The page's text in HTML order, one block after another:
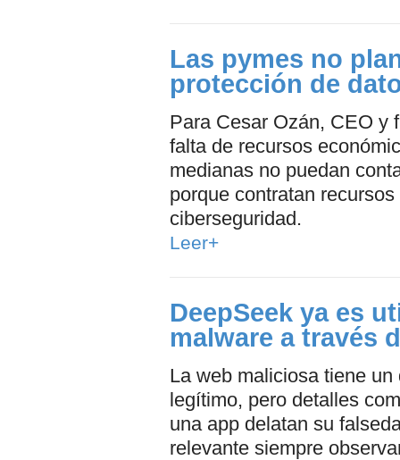
Las pymes no
protección de
Para Cesar Ozán, CEO y
falta de recursos
medianas no puedan
porque contratan
ciberseguridad.
Leer+
DeepSeek ya es
malware a través
La web maliciosa tiene
legítimo, pero detalles
una app delatan su
relevante siempre